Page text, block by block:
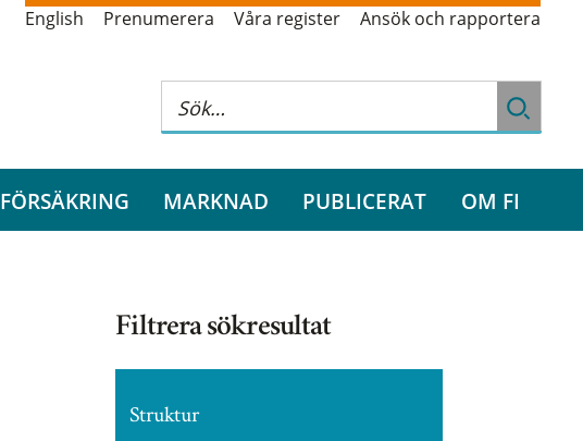
English Prenumerera Våra register Ansök och rapportera
FÖRSÄKRING MARKNAD PUBLICERAT OM FI
Filtrera sökresultat
Struktur